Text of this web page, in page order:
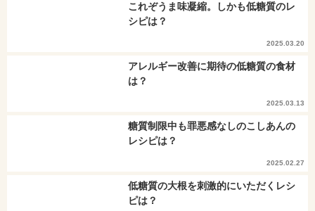
これぞうま味凝縮。しかも低糖質のレ
シピは？
2025.03.20
アレルギー改善に期待の低糖質の食材
は？
2025.03.13
糖質制限中も罪悪感なしのこしあんの
レシピは？
2025.02.27
低糖質の大根を刺激的にいただくレシ
ピは？